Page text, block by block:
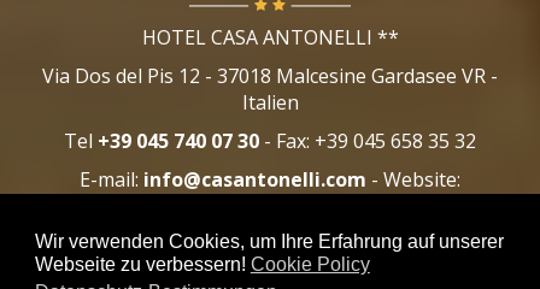
Wir verwenden Cookies, um Ihre Erfahrung auf unserer
Webseite zu verbessern! Cookie Policy
HOTEL CASA ANTONELLI **
Via Dos del Pis 12 - 37018 Malcesine Gardasee VR -
Italien
Tel +39 045 740 07 30 - Fax: +39 045 658 35 32
E-mail:
- Website:
VAT IT03445970233